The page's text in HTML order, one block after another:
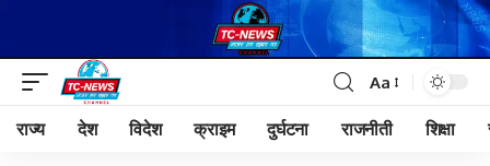
Aa
राज्य देश विदेश क्राइम दुर्घटना राजनीती शिक्षा